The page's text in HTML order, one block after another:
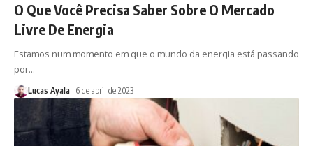
O Que Você Precisa Saber Sobre O Mercado
Livre De Energia
Estamos num momento em que o mundo da energia está passando
por…
Lucas Ayala 6 de abril de 2023